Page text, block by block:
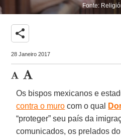
Fonte:
share
28 Janeiro 2017
Os bispos mexicanos e
contra o muro com o qual
“proteger” seu país da
comunicados, os prelados